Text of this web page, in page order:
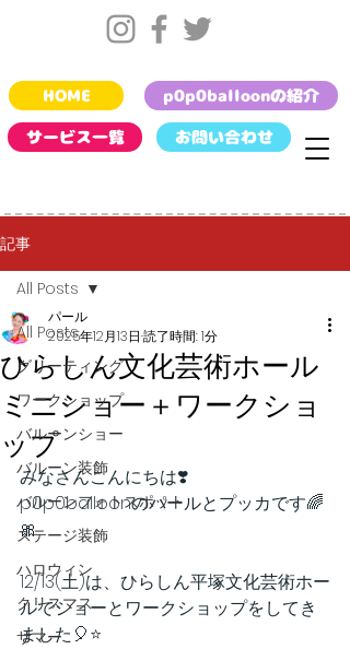
お問い合わせ
HOME
サービス一覧
p0p0balloonの紹介
記事
All Posts
グリーティング
ワークショップ
バルーンショー
バルーン装飾
バルーンフォトスポット
ステージ装飾
ハロウィン
クリスマス
サマー
All Posts
ひらしん文化芸術ホール
ミニショー＋ワークショ
ップ
パール
2025年12月13日 読了時間: 1分
みなさんこんにちは❣️
p0p0balloonのパールとプッカです🌈
🎀
12/13(土)は、ひらしん平塚文化芸術ホー
ルでショーとワークショップをしてき
ました🎈⭐️